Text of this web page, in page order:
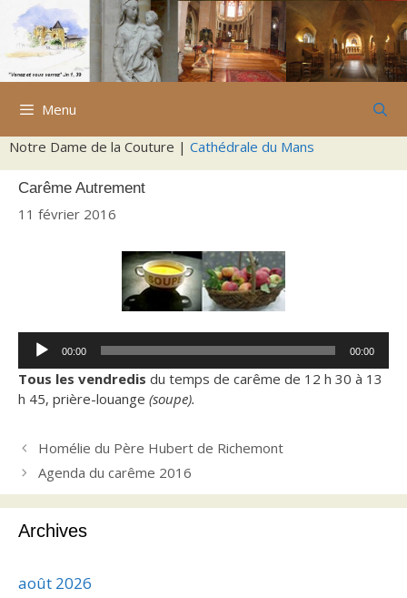
Aller
contenu
Menu
Notre Dame de la Couture | Cathédrale du Mans
Carême Autrement
11 février 2016
Lecteur
audio
00:00 00:00
Tous les vendredis du temps de carême de 12 h 30 à 13
h 45, prière-louange (soupe).
Homélie du Père Hubert de Richemont
Agenda du carême 2016
Archives
août 2026